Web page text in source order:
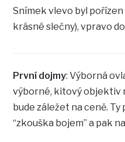
Snímek vlevo byl pořízen
krásné slečny), vpravo
První dojmy: Výborná
výborné, kitový objektiv
bude záležet na ceně.
“zkouška bojem” a pak